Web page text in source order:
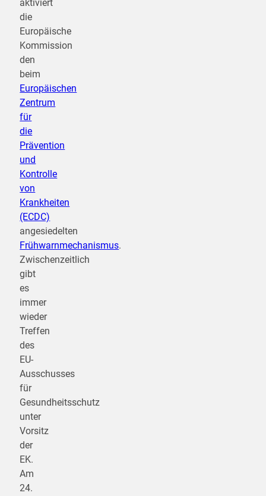
aktiviert
die
Europäische
Kommission
den
beim
Europäischen
Zentrum
für
die
Prävention
und
Kontrolle
von
Krankheiten
(ECDC)
angesiedelten
Frühwarnmechanismus.
Zwischenzeitlich
gibt
es
immer
wieder
Treffen
des
EU-
Ausschusses
für
Gesundheitsschutz
unter
Vorsitz
der
EK.
Am
24.